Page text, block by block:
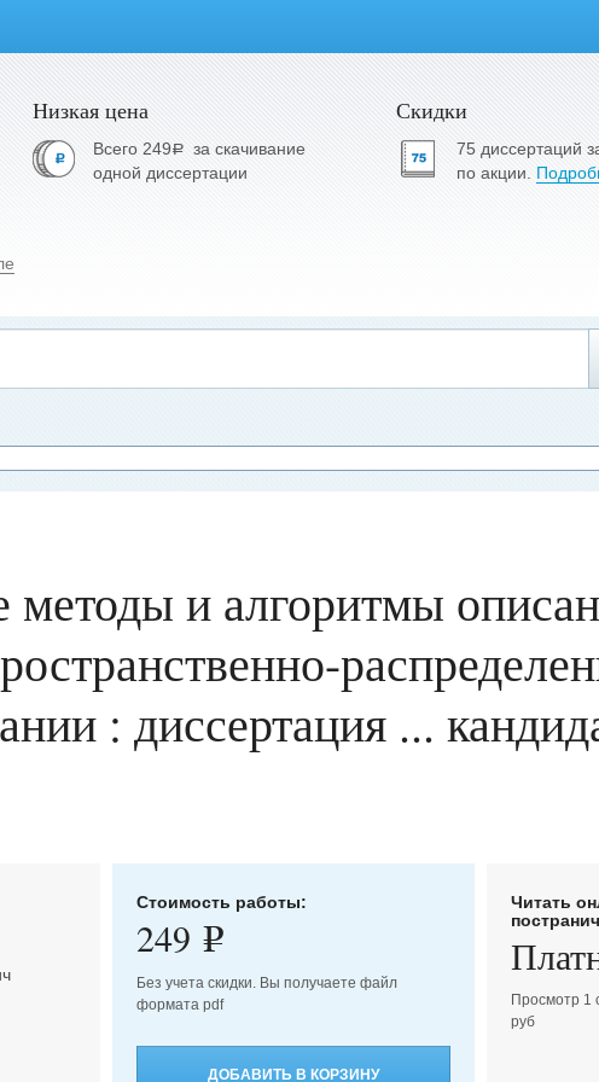
Низкая цена
Всего 249a за скачивание
одной диссертации
Скидки
75 диссертаций
по акции.
методы и алгоритмы
: диссертация ...
Стоимость работы:
249 e
Без учета скидки. Вы получаете файл
формата pdf
ДОБАВИТЬ В КОРЗИНУ
Читать
Просмотр 1
руб